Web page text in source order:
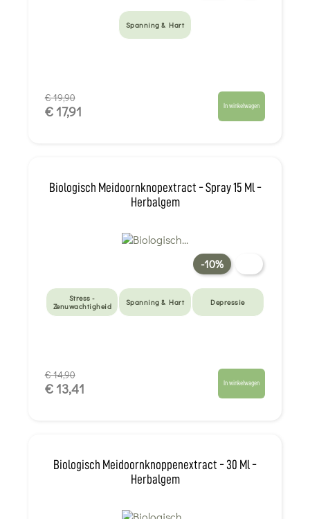
Spanning & Hart
€ 19,90
€ 17,91 In winkelwagen
Biologisch Meidoornknopextract - Spray 15 Ml -
Herbalgem
-10%
Stress -
Zenuwachtigheid
Spanning & Hart Depressie
€ 14,90
€ 13,41 In winkelwagen
Biologisch Meidoornknoppenextract - 30 Ml -
Herbalgem